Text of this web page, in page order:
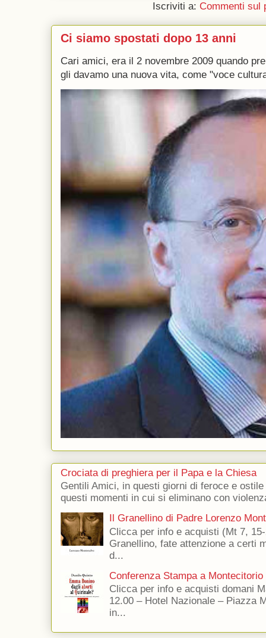
Iscriviti a: Commenti sul
Ci siamo spostati dopo 13 anni
Cari amici, era il 2 novembre 2009 quando
gli davamo una nuova vita, come "voce
Crociata di preghiera per il Papa e la Chiesa
Gentili Amici, in questi giorni di feroce e
questi momenti in cui si eliminano con
Il Granellino di Padre Lorenzo
Clicca per info e acquisti (Mt 7,
Granellino, fate attenzione a certi
d...
Conferenza Stampa a Montecitorio
Clicca per info e acquisti domani
12.00 – Hotel Nazionale – Piazza
in...